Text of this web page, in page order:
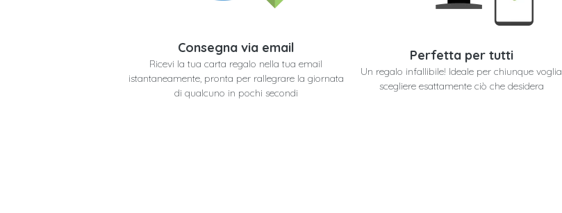
Consegna via email
Ricevi la tua carta regalo nella tua email
istantaneamente, pronta per rallegrare la giornata
di qualcuno in pochi secondi
Perfetta per tutti
Un regalo infallibile! Ideale per chiunque voglia
scegliere esattamente ciò che desidera